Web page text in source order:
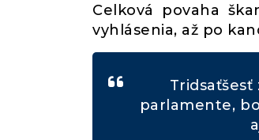
Celková povaha
vyhlásenia, až po
parlamente,